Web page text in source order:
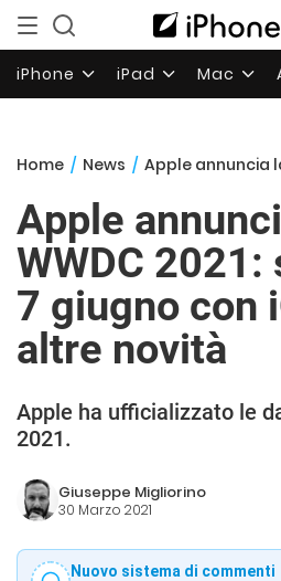
iPhone iPad Mac
Home / News / Apple annuncia la WWDC
Apple
WWDC 2021:
7 giugno con
altre novità
Apple ha ufficializzato le
2021.
Giuseppe Migliorino
30 Marzo 2021
Nuovo sistema di commenti